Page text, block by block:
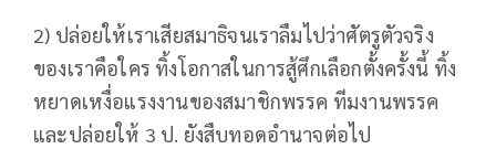
2) ปล่อยให้เราเสียสมาธิจนเราลืมไปว่าศัตรูตัวจริง
ของเราคือใคร ทิ้งโอกาสในการสู้ศึกเลือกตั้งครั้งนี้ ทิ้ง
หยาดเหงื่อแรงงานของสมาชิกพรรค ทีมงานพรรค
และปล่อยให้ 3 ป. ยังสืบทอดอำนาจต่อไป